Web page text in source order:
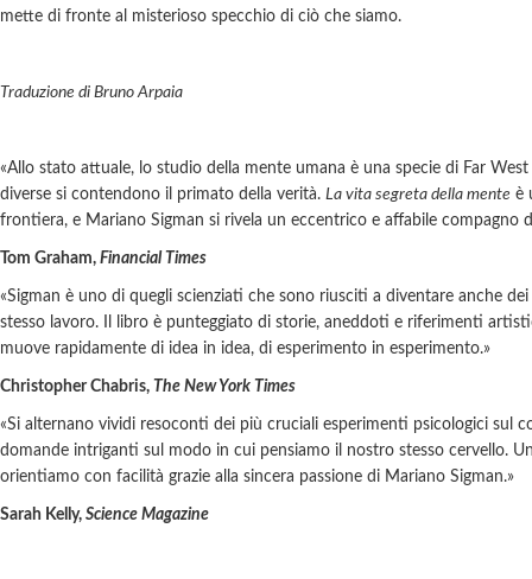
mette di fronte al misterioso specchio di ciò che siamo.
Traduzione di Bruno Arpaia
«Allo stato attuale, lo studio della mente umana è una specie di Far
diverse si contendono il primato della verità. La vita segreta della mente è
frontiera, e Mariano Sigman si rivela un eccentrico e affabile compagno
Tom Graham, Financial Times
«Sigman è uno di quegli scienziati che sono riusciti a diventare anche
stesso lavoro. Il libro è punteggiato di storie, aneddoti e riferimenti
muove rapidamente di idea in idea, di esperimento in esperimento.»
Christopher Chabris, The New York Times
«Si alternano vividi resoconti dei più cruciali esperimenti psicologici sul
domande intriganti sul modo in cui pensiamo il nostro stesso cervello.
orientiamo con facilità grazie alla sincera passione di Mariano Sigman.»
Sarah Kelly, Science Magazine